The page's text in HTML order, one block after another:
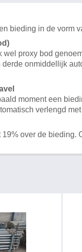
bieding in de vorm
wel proxy bod
onmiddellijk
moment een
verlengd
over de bieding.